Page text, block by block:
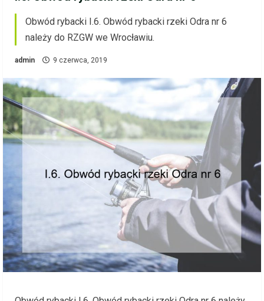
Obwód rybacki I.6. Obwód rybacki rzeki Odra nr 6
należy do RZGW we Wrocławiu.
admin 9 czerwca, 2019